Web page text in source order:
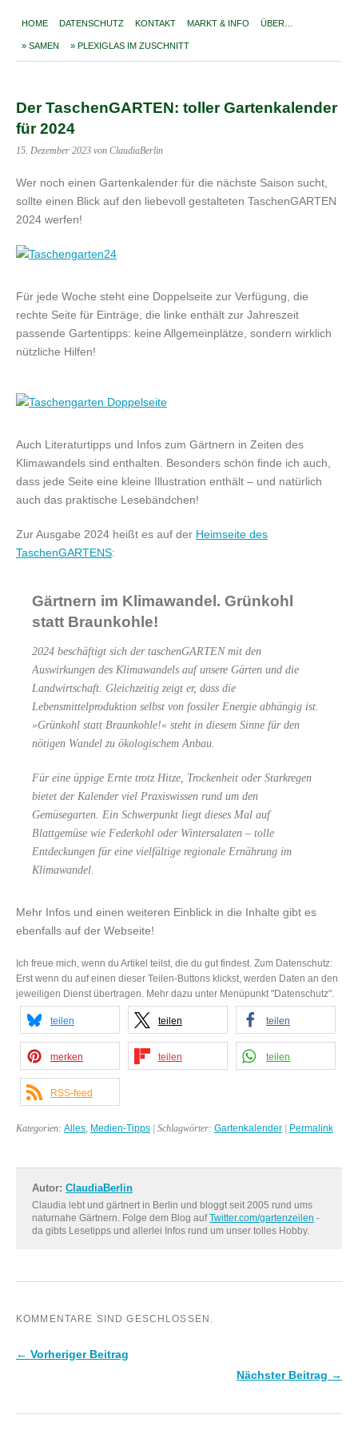
HOME DATENSCHUTZ KONTAKT MARKT & INFO ÜBER…
» SAMEN » PLEXIGLAS IM ZUSCHNITT
Der TaschenGARTEN: toller Gartenkalender
für 2024
15. Dezember 2023 von ClaudiaBerlin
Wer noch einen Gartenkalender für die nächste Saison sucht,
sollte einen Blick auf den liebevoll gestalteten TaschenGARTEN
2024 werfen!
Für jede Woche steht eine Doppelseite zur Verfügung, die
rechte Seite für Einträge, die linke enthält zur Jahreszeit
passende Gartentipps: keine Allgemeinplätze, sondern wirklich
nützliche Hilfen!
Auch Literaturtipps und Infos zum Gärtnern in Zeiten des
Klimawandels sind enthalten. Besonders schön finde ich auch,
dass jede Seite eine kleine Illustration enthält – und natürlich
auch das praktische Lesebändchen!
Zur Ausgabe 2024 heißt es auf der Heimseite des
TaschenGARTENS:
Gärtnern im Klimawandel. Grünkohl
statt Braunkohle!
2024 beschäftigt sich der taschenGARTEN mit den
Auswirkungen des Klimawandels auf unsere Gärten und die
Landwirtschaft. Gleichzeitig zeigt er, dass die
Lebensmittelproduktion selbst von fossiler Energie abhängig ist.
»Grünkohl statt Braunkohle!« steht in diesem Sinne für den
nötigen Wandel zu ökologischem Anbau.
Für eine üppige Ernte trotz Hitze, Trockenheit oder Starkregen
bietet der Kalender viel Praxiswissen rund um den
Gemüsegarten. Ein Schwerpunkt liegt dieses Mal auf
Blattgemüse wie Federkohl oder Wintersalaten – tolle
Entdeckungen für eine vielfältige regionale Ernährung im
Klimawandel.
Mehr Infos und einen weiteren Einblick in die Inhalte gibt es
ebenfalls auf der Webseite!
Ich freue mich, wenn du Artikel teilst, die du gut findest. Zum Datenschutz:
Erst wenn du auf einen dieser Teilen-Buttons klickst, werden Daten an den
jeweiligen Dienst übertragen. Mehr dazu unter Menüpunkt "Datenschutz".
teilen teilen teilen
merken teilen teilen
RSS-feed
Kategorien: Alles Medien-Tipps | Schlagwörter: Gartenkalender Permalink
Autor: ClaudiaBerlin
Claudia lebt und gärtnert in Berlin und bloggt seit 2005 rund ums
naturnahe Gärtnern. Folge dem Blog aufTwitter.com/gartenzeilen -
da gibts Lesetipps und allerlei Infos rund um unser tolles Hobby.
KOMMENTARE SIND GESCHLOSSEN.
← Vorheriger Beitrag
Nächster Beitrag →